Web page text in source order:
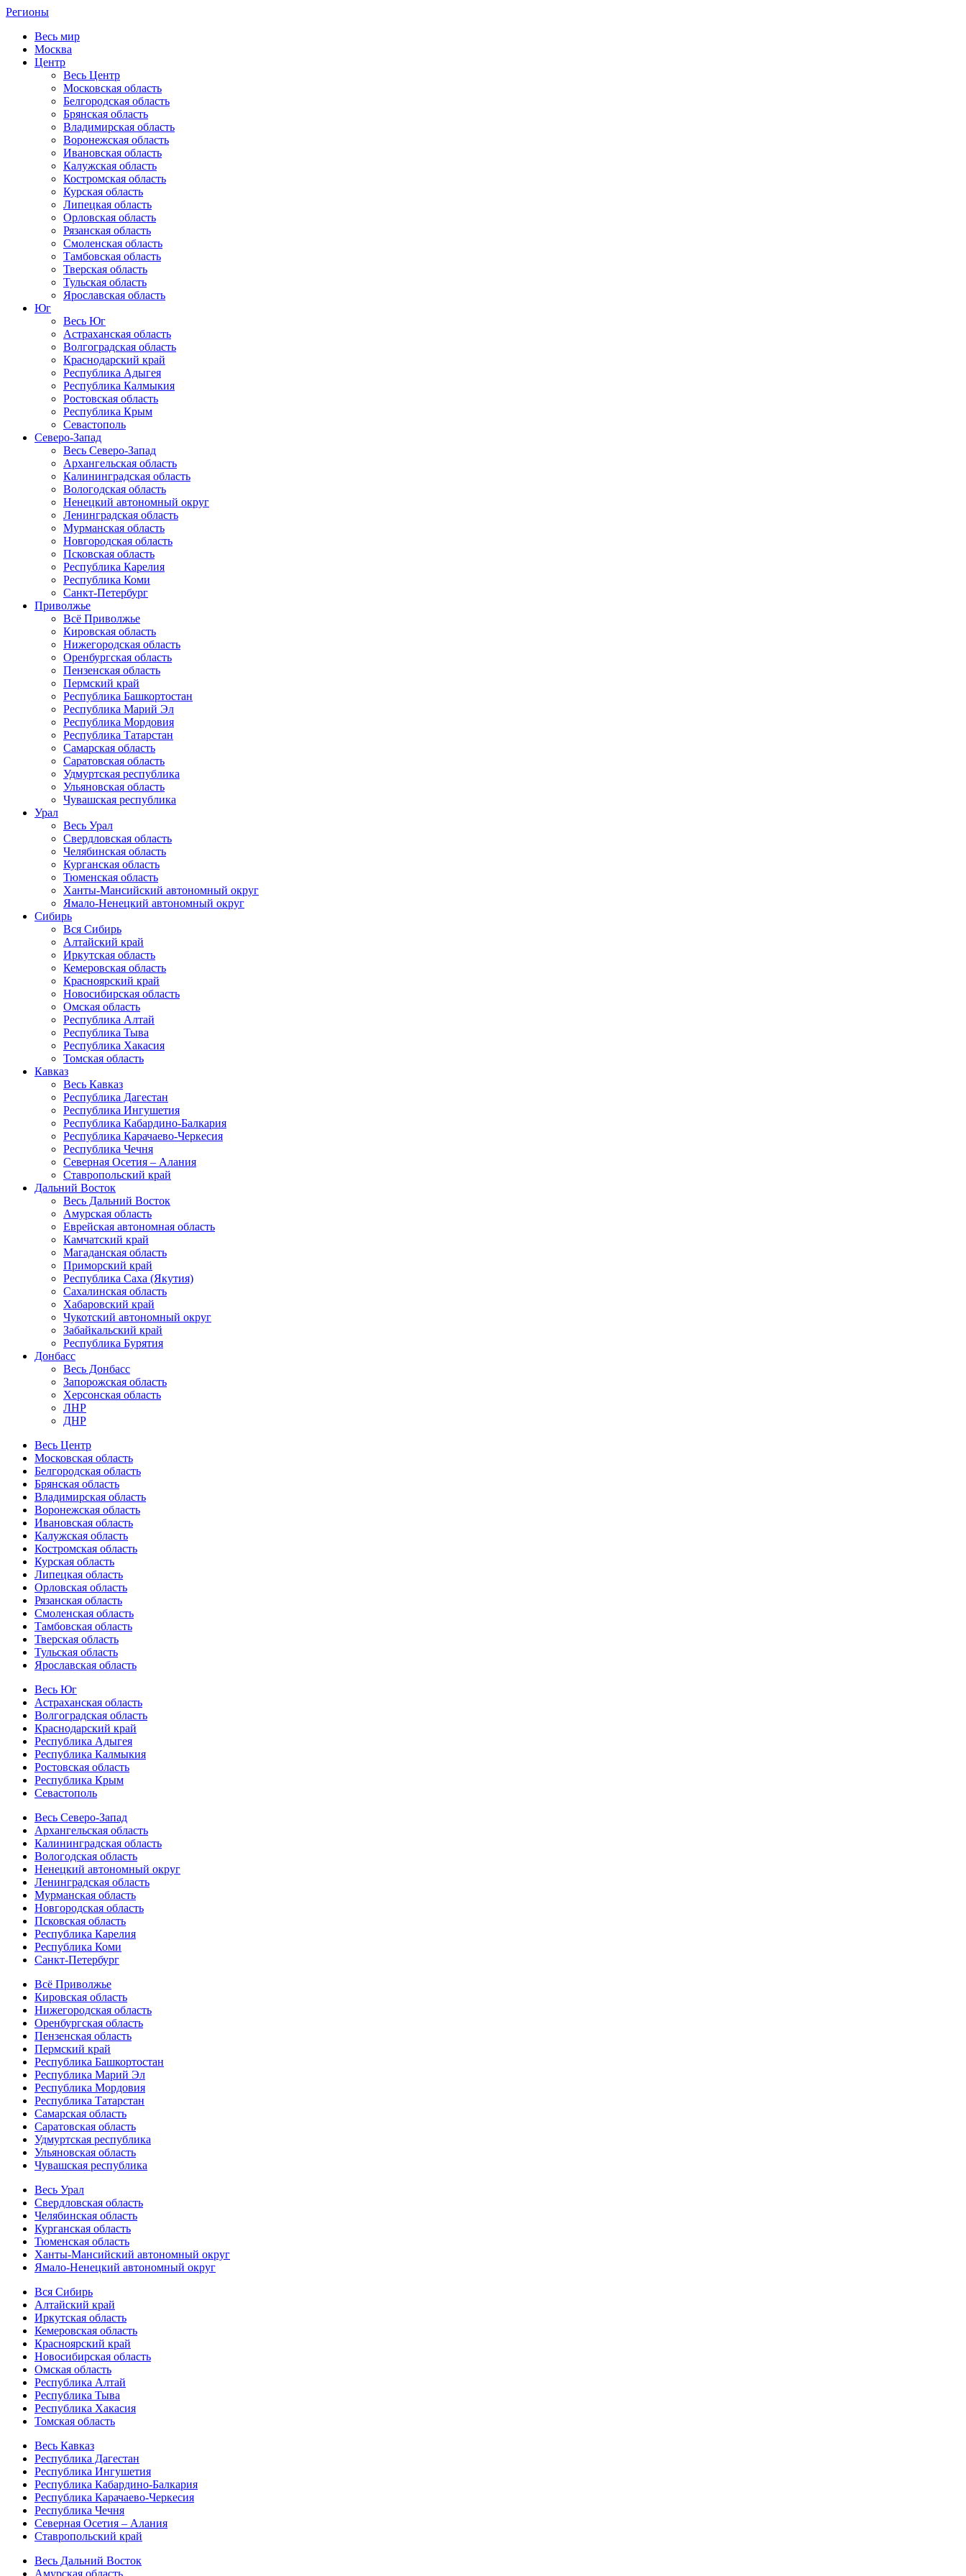
Регионы
Весь мир
Москва
Центр
Весь Центр
Московская область
Белгородская область
Брянская область
Владимирская область
Воронежская область
Ивановская область
Калужская область
Костромская область
Курская область
Липецкая область
Орловская область
Рязанская область
Смоленская область
Тамбовская область
Тверская область
Тульская область
Ярославская область
Юг
Весь Юг
Астраханская область
Волгоградская область
Краснодарский край
Республика Адыгея
Республика Калмыкия
Ростовская область
Республика Крым
Севастополь
Северо-Запад
Весь Северо-Запад
Архангельская область
Калининградская область
Вологодская область
Ненецкий автономный округ
Ленинградская область
Мурманская область
Новгородская область
Псковская область
Республика Карелия
Республика Коми
Санкт-Петербург
Приволжье
Всё Приволжье
Кировская область
Нижегородская область
Оренбургская область
Пензенская область
Пермский край
Республика Башкортостан
Республика Марий Эл
Республика Мордовия
Республика Татарстан
Самарская область
Саратовская область
Удмуртская республика
Ульяновская область
Чувашская республика
Урал
Весь Урал
Свердловская область
Челябинская область
Курганская область
Тюменская область
Ханты-Мансийский автономный округ
Ямало-Ненецкий автономный округ
Сибирь
Вся Сибирь
Алтайский край
Иркутская область
Кемеровская область
Красноярский край
Новосибирская область
Омская область
Республика Алтай
Республика Тыва
Республика Хакасия
Томская область
Кавказ
Весь Кавказ
Республика Дагестан
Республика Ингушетия
Республика Кабардино-Балкария
Республика Карачаево-Черкесия
Республика Чечня
Северная Осетия – Алания
Ставропольский край
Дальний Восток
Весь Дальний Восток
Амурская область
Еврейская автономная область
Камчатский край
Магаданская область
Приморский край
Республика Саха (Якутия)
Сахалинская область
Хабаровский край
Чукотский автономный округ
Забайкальский край
Республика Бурятия
Донбасс
Весь Донбасс
Запорожская область
Херсонская область
ЛНР
ДНР
Весь Центр
Московская область
Белгородская область
Брянская область
Владимирская область
Воронежская область
Ивановская область
Калужская область
Костромская область
Курская область
Липецкая область
Орловская область
Рязанская область
Смоленская область
Тамбовская область
Тверская область
Тульская область
Ярославская область
Весь Юг
Астраханская область
Волгоградская область
Краснодарский край
Республика Адыгея
Республика Калмыкия
Ростовская область
Республика Крым
Севастополь
Весь Северо-Запад
Архангельская область
Калининградская область
Вологодская область
Ненецкий автономный округ
Ленинградская область
Мурманская область
Новгородская область
Псковская область
Республика Карелия
Республика Коми
Санкт-Петербург
Всё Приволжье
Кировская область
Нижегородская область
Оренбургская область
Пензенская область
Пермский край
Республика Башкортостан
Республика Марий Эл
Республика Мордовия
Республика Татарстан
Самарская область
Саратовская область
Удмуртская республика
Ульяновская область
Чувашская республика
Весь Урал
Свердловская область
Челябинская область
Курганская область
Тюменская область
Ханты-Мансийский автономный округ
Ямало-Ненецкий автономный округ
Вся Сибирь
Алтайский край
Иркутская область
Кемеровская область
Красноярский край
Новосибирская область
Омская область
Республика Алтай
Республика Тыва
Республика Хакасия
Томская область
Весь Кавказ
Республика Дагестан
Республика Ингушетия
Республика Кабардино-Балкария
Республика Карачаево-Черкесия
Республика Чечня
Северная Осетия – Алания
Ставропольский край
Весь Дальний Восток
Амурская область